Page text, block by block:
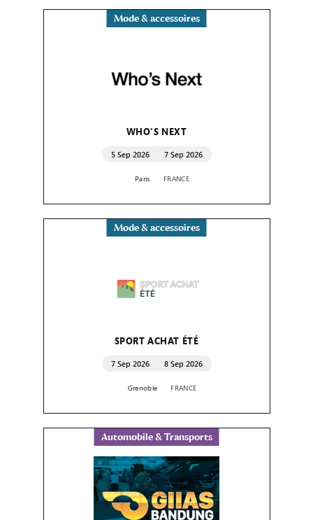
Mode & accessoires
WHO’S NEXT
5 Sep 2026 7 Sep 2026
Paris FRANCE
Mode & accessoires
SPORT ACHAT ÉTÉ
7 Sep 2026 8 Sep 2026
Grenoble FRANCE
Automobile & Transports